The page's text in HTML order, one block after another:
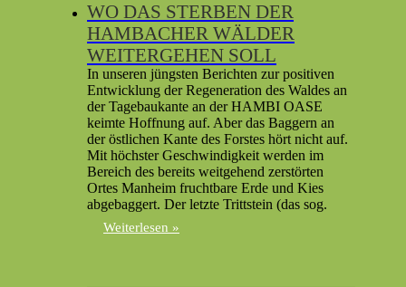
WO DAS STERBEN DER
HAMBACHER WÄLDER
WEITERGEHEN SOLL
In unseren jüng­sten Bericht­en zur pos­i­tiv­en
Entwick­lung der Regen­er­a­tion des Waldes an
der Tage­baukante an der HAMBI OASE
keimte Hoff­nung auf. Aber das Bag­gern an
der östlichen Kante des Forstes hört nicht auf.
Mit höch­ster Geschwindigkeit wer­den im
Bere­ich des bere­its weit­ge­hend zer­störten
Ortes Man­heim frucht­bare Erde und Kies
abge­bag­gert. Der let­zte Trittstein (das sog.
Weiterlesen »